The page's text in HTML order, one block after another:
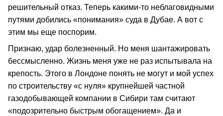
решительный отказ. Теперь какими-то неблаговидными
путями добились «понимания» суда в Дубае. А вот с
этим мы еще поспорим.
Признаю, удар болезненный. Но меня шантажировать
бессмысленно. Жизнь меня уже не раз испытывала на
крепость. Этого в Лондоне понять не могут и мой успех
по строительству «с нуля» крупнейшей частной
газодобывающей компании в Сибири там считают
«подозрительно быстрым обогащением». Да и